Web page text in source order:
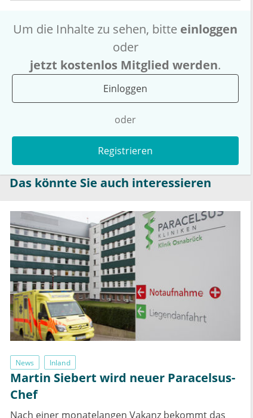
Um die Inhalte zu sehen, bitte einloggen
oder
jetzt kostenlos Mitglied werden.
Einloggen
oder
Registrieren
Das könnte Sie auch interessieren
News Inland
Martin Siebert wird neuer Paracelsus-
Chef
Nach einer monatelangen Vakanz bekommt das